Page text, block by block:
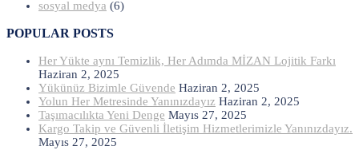
sosyal medya (6)
POPULAR POSTS
Her Yükte aynı Temizlik, Her Adımda MİZAN Lojitik Farkı
Haziran 2, 2025
Yükünüz Bizimle Güvende Haziran 2, 2025
Yolun Her Metresinde Yanınızdayız Haziran 2, 2025
Taşımacılıkta Yeni Denge Mayıs 27, 2025
Kargo Takip ve Güvenli İletişim Hizmetlerimizle Yanınızdayız.
Mayıs 27, 2025